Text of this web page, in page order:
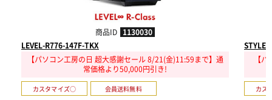
商品ID 1130030
LEVEL-R776-147F-TKX
【パソコン工房の日 超大感謝セール 8/21(金)11:59まで】通
常価格より50,000円引き!
カスタマイズ○ 会員送料無料
【
カス